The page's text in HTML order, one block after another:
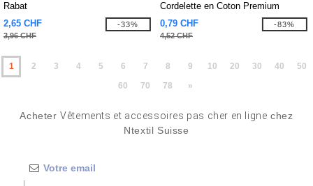
Rabat
2,65 CHF
3,96 CHF
-33%
Cordelette en Coton Premium
0,79 CHF
4,52 CHF
-83%
1 2 3 4 5 6 7 8 9 10 20 30 40
50
60
70 78 »
AcheterVêtements et accessoires pas cher en ligne chez
Ntextil Suisse